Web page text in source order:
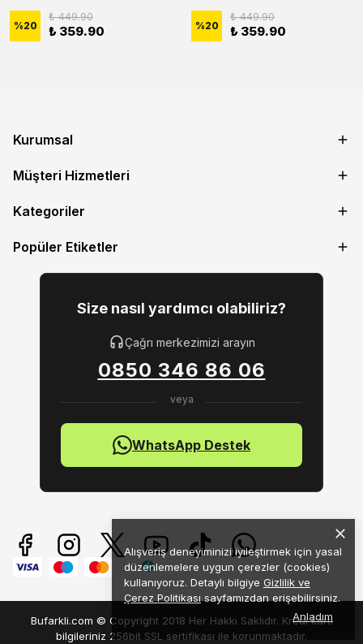
Alışveriş deneyiminizi iyileştirmek için yasal
düzenlemelere uygun çerezler (cookies)
kullanıyoruz. Detaylı bilgiye Gizlilik ve
Çerez Politikası sayfamızdan erişebilirsiniz.
Anladım
%20
₺ 449.90
₺ 359.90 %20
₺ 449.90
₺ 359.90
Kurumsal
Müşteri Hizmetleri
Kategoriler
Popüler Etiketler
Size nasıl yardımcı olabiliriz?
Çağrı merkezimizi arayın
0850 346 86 06
WhatsApp Destek
Bufarkli.com © Copyright 2018 Her Hakkı Saklıdır. Kredi kartı
bilgileriniz 256bit SSL sertifikası ile korunmaktadır.